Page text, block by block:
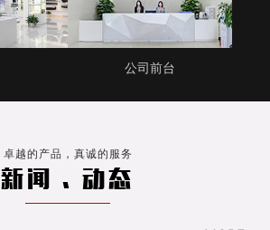
公司前台
卓越的产品，真诚的服务
新闻 . 动态